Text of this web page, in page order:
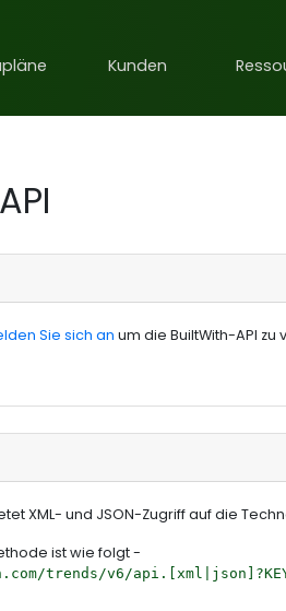
Kunden
Sie sich an um die BuiltWith-API
XML- und JSON-Zugriff auf die
ist wie folgt -
v6/